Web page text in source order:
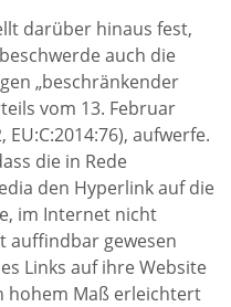
darüber hinaus fest,
auch die
„beschränkender
vom 13. Februar
EU:C:2014:76), aufwerfe.
die in Rede
den Hyperlink auf die
im Internet nicht
auffindbar gewesen
Links auf ihre Website
hohem Maß erleichtert